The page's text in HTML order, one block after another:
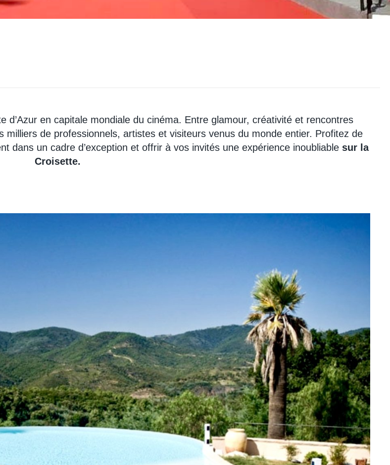
d’Azur en capitale mondiale du cinéma. Entre glamour, créativité et rencontres
milliers de professionnels, artistes et visiteurs venus du monde entier. Profitez de
dans un cadre d’exception et offrir à vos invités une expérience inoubliable sur la
Croisette.